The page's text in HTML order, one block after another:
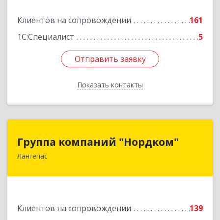
Клиентов на сопровождении
161
1С:Специалист
5
Отправить заявку
Показать контакты
Подробнее
Отправить заявку
Назад
Группа компаний "Нордком"
Лангепас
Клиентов на сопровождении
139
Группа компаний "Нордком"
628672, Тюменская обл, Лангепас г., Солнечная